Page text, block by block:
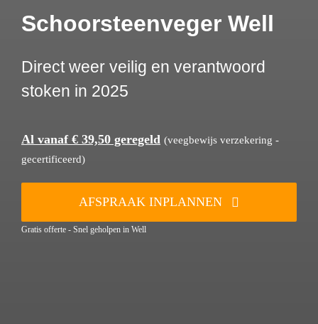
Schoorsteenveger Well
Direct weer veilig en verantwoord
stoken in 2025
Al vanaf € 39,50 geregeld (veegbewijs verzekering -
gecertificeerd)
AFSPRAAK INPLANNEN
Gratis offerte - Snel geholpen in Well